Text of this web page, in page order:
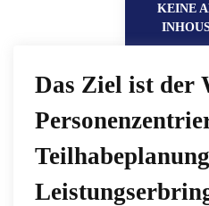
KEINE
Das Ziel ist der